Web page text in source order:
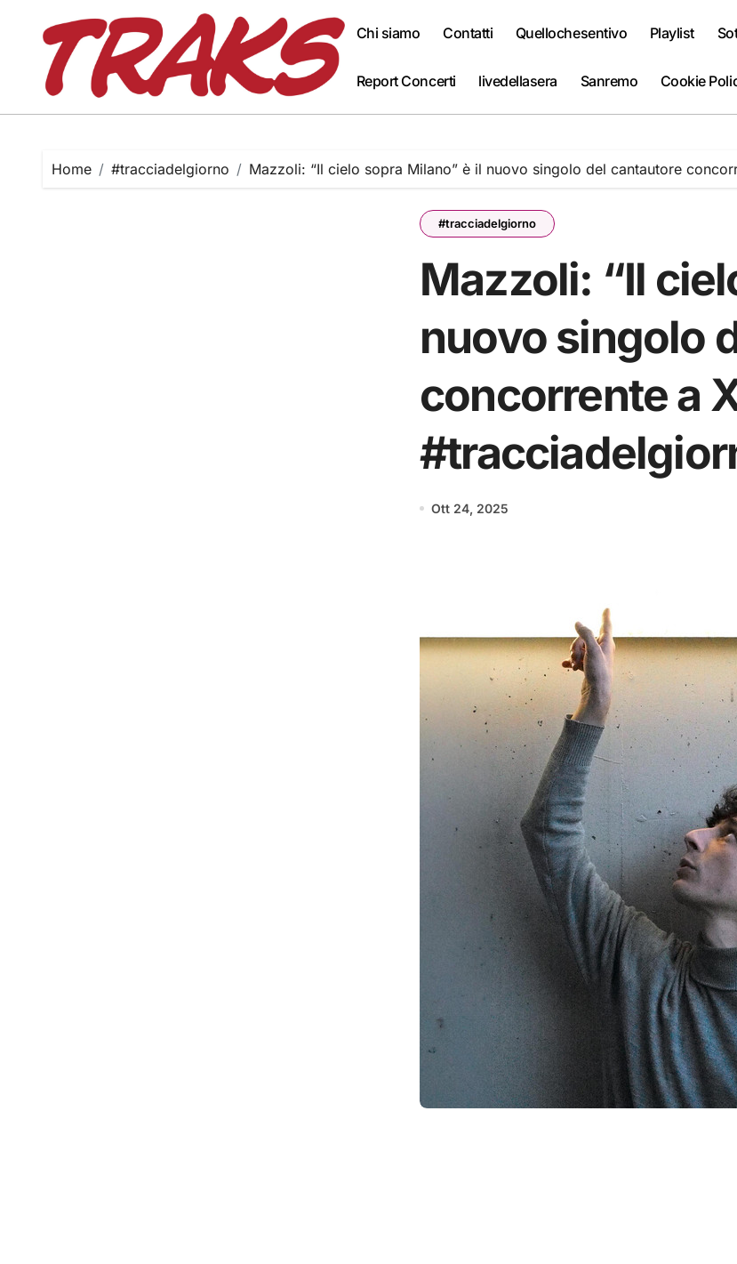
content
Chi siamo Contatti Quellochesentivo Playlist
Report Concerti livedellasera Sanremo Cookie
Home #tracciadelgiorno Mazzoli: “Il cielo sopra Milano” è il nuovo singolo del cantautore
#tracciadelgiorno
Mazzoli: “Il
nuovo singolo
concorrente a
Ott 24, 2025